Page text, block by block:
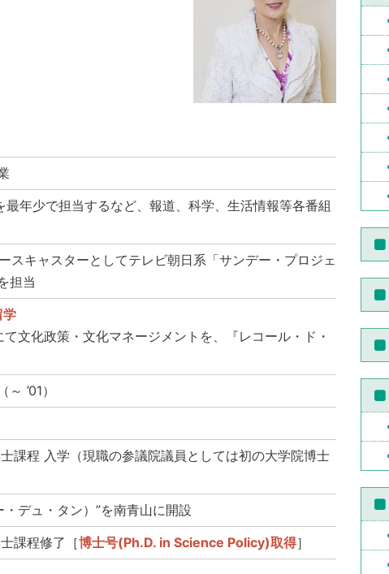
最年少で担当するなど、報道、科学、生活情報等各番組
スキャスターとしてテレビ朝日系「サンデー・プロジェ
担当
学
て文化政策・文化マネージメントを、『レコール・ド・
～ ’01）
課程 入学（現職の参議院議員としては初の大学院博士
デュ・タン）”を南青山に開設
課程修了［博士号(Ph.D. in Science Policy)取得］